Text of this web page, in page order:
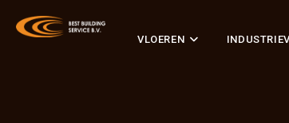
VLOEREN